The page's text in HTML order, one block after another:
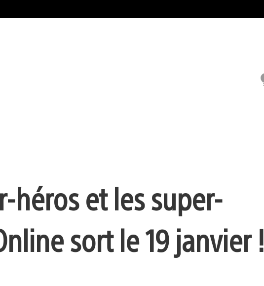
héros et les super-
sort le 19 janvier !